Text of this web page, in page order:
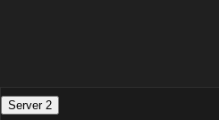
Server 2